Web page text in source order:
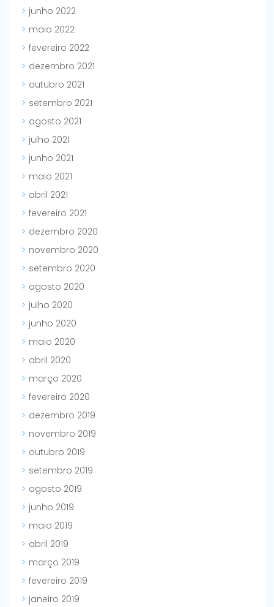
junho 2022
maio 2022
fevereiro 2022
dezembro 2021
outubro 2021
setembro 2021
agosto 2021
julho 2021
junho 2021
maio 2021
abril 2021
fevereiro 2021
dezembro 2020
novembro 2020
setembro 2020
agosto 2020
julho 2020
junho 2020
maio 2020
abril 2020
março 2020
fevereiro 2020
dezembro 2019
novembro 2019
outubro 2019
setembro 2019
agosto 2019
junho 2019
maio 2019
abril 2019
março 2019
fevereiro 2019
janeiro 2019